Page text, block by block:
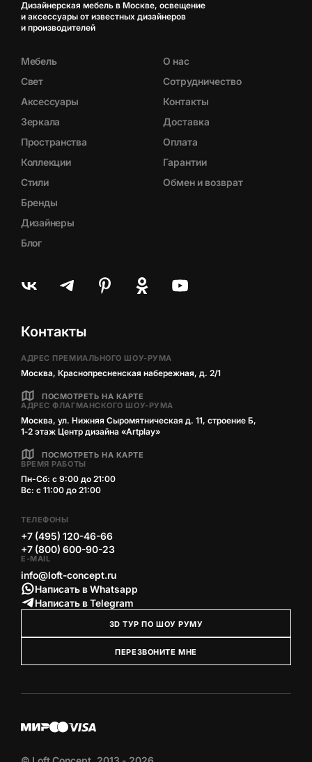
Дизайнерская мебель в Москве, освещение
и аксессуары от известных дизайнеров
и производителей
Мебель
Свет
Аксессуары
Зеркала
Пространства
Коллекции
Стили
Бренды
Дизайнеры
Блог
О нас
Сотрудничество
Контакты
Доставка
Оплата
Гарантии
Обмен и возврат
Контакты
АДРЕС ПРЕМИАЛЬНОГО ШОУ-РУМА
Москва, Краснопресненская набережная, д. 2/1
ПОСМОТРЕТЬ НА КАРТЕ
АДРЕС ФЛАГМАНСКОГО ШОУ-РУМА
Москва, ул. Нижняя Сыромятническая д. 11, строение Б,
1‑2 этаж Центр дизайна «Artplay»
ПОСМОТРЕТЬ НА КАРТЕ
ВРЕМЯ РАБОТЫ
Пн-Сб: с 9:00 до 21:00
Вс: с 11:00 до 21:00
ТЕЛЕФОНЫ
+7 (495) 120-46-66
+7 (800) 600-90-23
E-MAIL
info@loft-concept.ru
Написать в Whatsapp
Написать в Telegram
3D ТУР ПО ШОУ РУМУ
ПЕРЕЗВОНИТЕ МНЕ